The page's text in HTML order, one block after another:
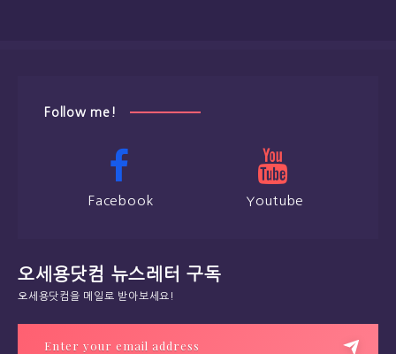
Follow me!
Facebook Youtube
오세용닷컴 뉴스레터 구독
오세용닷컴을 메일로 받아보세요!